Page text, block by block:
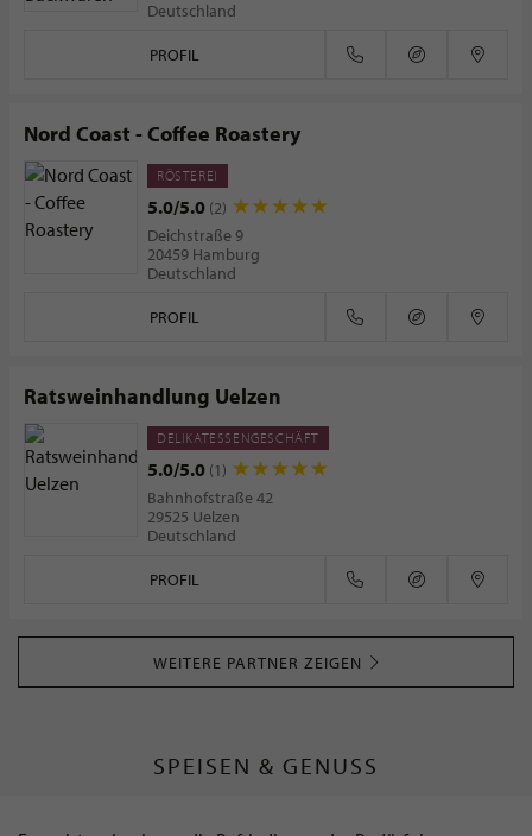
Deutschland
PROFIL
Nord Coast - Coffee Roastery
RÖSTEREI
5.0/5.0 (2)
Deichstraße 9
20459 Hamburg
Deutschland
PROFIL
Ratsweinhandlung Uelzen
DELIKATESSENGESCHÄFT
5.0/5.0 (1)
Bahnhofstraße 42
29525 Uelzen
Deutschland
PROFIL
WEITERE PARTNER ZEIGEN
SPEISEN & GENUSS